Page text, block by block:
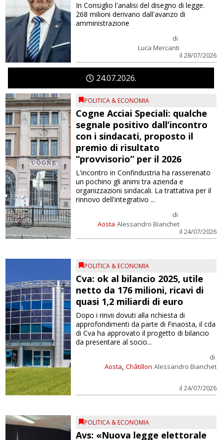
di
Luca Mercanti
il 28/07/2026
In Consiglio l'analisi del disegno di legge.
268 milioni derivano dall'avanzo di
amministrazione
2407 2026
POLITICA & ECONOMIA
Cogne Acciai Speciali: qualche
segnale positivo dall’incontro
con i sindacati, proposto il
premio di risultato
“provvisorio” per il 2026
Aosta
di
Alessandro Bianchet
il 24/07/2026
L'incontro in Confindustria ha rasserenato
un pochino gli animi tra azienda e
organizzazioni sindacali. La trattativa per il
rinnovo dell'integrativo ...
POLITICA & ECONOMIA
Cva: ok al bilancio 2025, utile
netto da 176 milioni, ricavi di
quasi 1,2 miliardi di euro
Aosta, Châtillon
di
Alessandro Bianchet
il 24/07/2026
Dopo i rinvii dovuti alla richiesta di
approfondimenti da parte di Finaosta, il cda
di Cva ha approvato il progetto di bilancio
da presentare al socio...
POLITICA & ECONOMIA
Avs: «Nuova legge elettorale